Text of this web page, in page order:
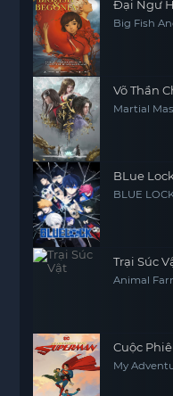
Đại Ngư
Big Fish
Võ Thần
Martial
BLue
BLUE
Trại Súc
Animal
Cuộc
My